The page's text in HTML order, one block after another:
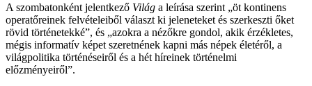
A szombatonként jelentkező Világ a leírása szerint „öt kontinens
operatőreinek felvételeiből választ ki jeleneteket és szerkeszti őket
rövid történetekké”, és „azokra a nézőkre gondol, akik érzékletes,
mégis informatív képet szeretnének kapni más népek életéről, a
világpolitika történéseiről és a hét híreinek történelmi
előzményeiről”.